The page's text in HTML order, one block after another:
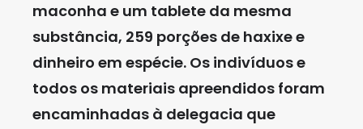
maconha e um tablete da mesma
substância, 259 porções de haxixe e
dinheiro em espécie. Os indivíduos e
todos os materiais apreendidos foram
encaminhadas à delegacia que